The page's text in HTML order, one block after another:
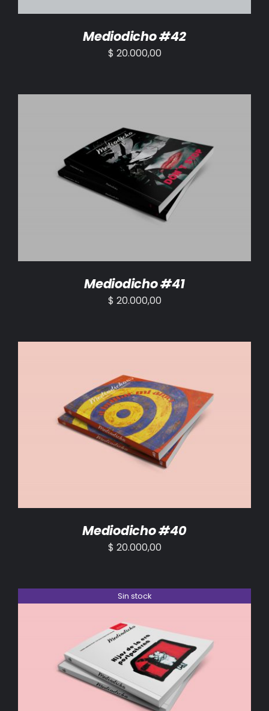
Mediodicho #42
$ 20.000,00
AÑADIR AL CARRITO / DETALLES
Mediodicho #41
$ 20.000,00
AÑADIR AL CARRITO / DETALLES
Mediodicho #40
$ 20.000,00
Sin stock
DETALLES